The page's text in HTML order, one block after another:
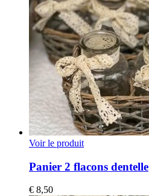
Voir le produit
Panier 2 flacons dentelle
€ 8,50